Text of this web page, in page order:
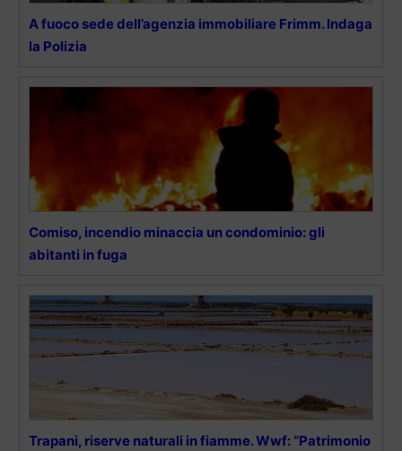
A fuoco sede dell’agenzia immobiliare Frimm. Indaga
la Polizia
Comiso, incendio minaccia un condominio: gli
abitanti in fuga
Trapani, riserve naturali in fiamme. Wwf: “Patrimonio